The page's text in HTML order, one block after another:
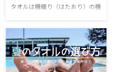
タオルは機織り（はたおり）の機
てちょっと詳しい方なら、これは
常識かもしれません。 実際にこ
の方法で織物として記事になるタ
オルがほとんどを占めています。
ただ、国内色々なタオルを探して